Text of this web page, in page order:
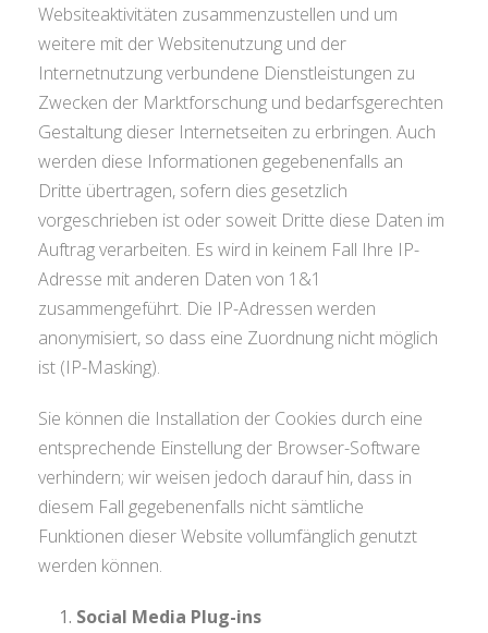
Websiteaktivitäten zusammenzustellen und um
weitere mit der Websitenutzung und der
Internetnutzung verbundene Dienstleistungen zu
Zwecken der Marktforschung und bedarfsgerechten
Gestaltung dieser Internetseiten zu erbringen. Auch
werden diese Informationen gegebenenfalls an
Dritte übertragen, sofern dies gesetzlich
vorgeschrieben ist oder soweit Dritte diese Daten im
Auftrag verarbeiten. Es wird in keinem Fall Ihre IP-
Adresse mit anderen Daten von 1&1
zusammengeführt. Die IP-Adressen werden
anonymisiert, so dass eine Zuordnung nicht möglich
ist (IP-Masking).
Sie können die Installation der Cookies durch eine
entsprechende Einstellung der Browser-Software
verhindern; wir weisen jedoch darauf hin, dass in
diesem Fall gegebenenfalls nicht sämtliche
Funktionen dieser Website vollumfänglich genutzt
werden können.
Social Media Plug-ins